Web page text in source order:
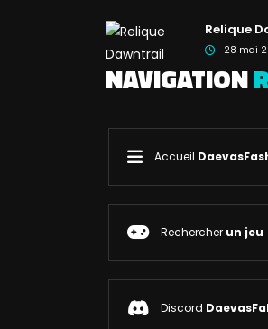
Relique
28 mai
NAVIGATION
Accueil
Rechercher un jeu
Discord